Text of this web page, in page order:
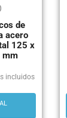
de
acero
125 x
mm
incluidos